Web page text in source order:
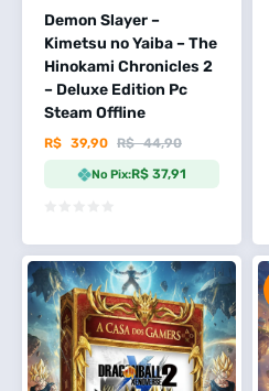
Demon Slayer –
Kimetsu no Yaiba – The
Hinokami Chronicles 2
– Deluxe Edition Pc
Steam Offline
R$ 44,90
R$ 39,90
No Pix:R$ 37,91